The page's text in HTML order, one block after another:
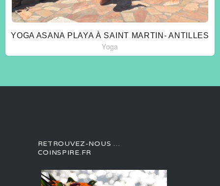
YOGA ASANA PLAYA À SAINT MARTIN- ANTILLES
Yoga
RETROUVEZ-NOUS …
COINSPIRE.FR